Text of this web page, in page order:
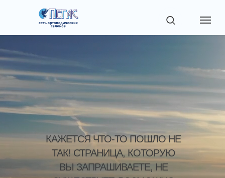
КАЖЕТСЯ ЧТО-ТО ПОШЛО НЕ
ТАК! СТРАНИЦА, КОТОРУЮ
ВЫ ЗАПРАШИВАЕТЕ, НЕ